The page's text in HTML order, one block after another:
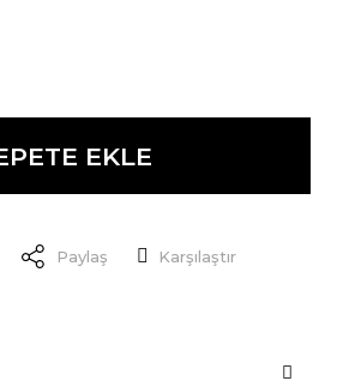
EKLE
Paylaş Karşılaştır